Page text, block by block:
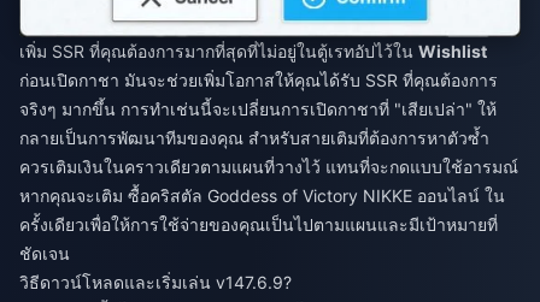
เพิ่ม SSR ที่คุณต้องการมากที่สุดที่ไม่อยู่ในตู้เรทอัปไว้ใน Wishlist
ก่อนเปิดกาชา มันจะช่วยเพิ่มโอกาสให้คุณได้รับ SSR ที่คุณต้องการ
จริงๆ มากขึ้น การทำเช่นนี้จะเปลี่ยนการเปิดกาชาที่ "เสียเปล่า" ให้
กลายเป็นการพัฒนาทีมของคุณ สำหรับสายเติมที่ต้องการหาตัวซ้ำ
ควรเติมเงินในคราวเดียวตามแผนที่วางไว้ แทนที่จะกดแบบใช้อารมณ์
หากคุณจะเติม ซื้อคริสตัล Goddess of Victory NIKKE ออนไลน์ ใน
ครั้งเดียวเพื่อให้การใช้จ่ายของคุณเป็นไปตามแผนและมีเป้าหมายที่
ชัดเจน
วิธีดาวน์โหลดและเริ่มเล่น v147.6.9?